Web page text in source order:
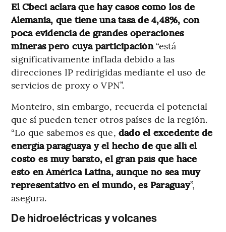
El Cbeci aclara que hay casos como los de
Alemania, que tiene una tasa de 4,48%, con
poca evidencia de grandes operaciones
mineras pero cuya participación“está
significativamente inflada debido a las
direcciones IP redirigidas mediante el uso de
servicios de proxy o VPN”.
Monteiro, sin embargo, recuerda el potencial
que sí pueden tener otros países de la región.
“Lo que sabemos es que, dado el excedente de
energía paraguaya y el hecho de que allí el
costo es muy barato, el gran país que hace
esto en América Latina, aunque no sea muy
representativo en el mundo, es Paraguay”,
asegura.
De hidroeléctricas y volcanes